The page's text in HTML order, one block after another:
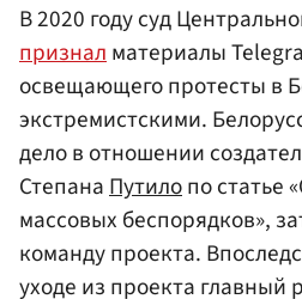
В 2020 году суд
призналматериалы
освещающего протесты в
экстремистскими.
дело в отношении
СтепанаПутилопо статье
массовых беспорядков»,
команду проекта.
уходе из проекта главный